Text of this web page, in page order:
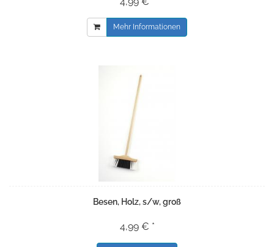
Mehr Informationen
Besen, Holz, s/w, groß
4,99 € *